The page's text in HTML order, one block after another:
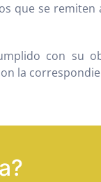
que se remiten
con su
la